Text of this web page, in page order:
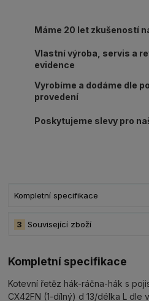
Máme 20 let zkušeností
Vlastní výroba, servis a
evidence
Vyrobíme a dodáme dle
provedení
Poskytujeme slevy pro
Kompletní specifikace
Související zboží
3
Kompletní specifikace
Kotevní řetěz hák-ráčna-hák s
CX42FN (1-dílný) d 13/délka L dle